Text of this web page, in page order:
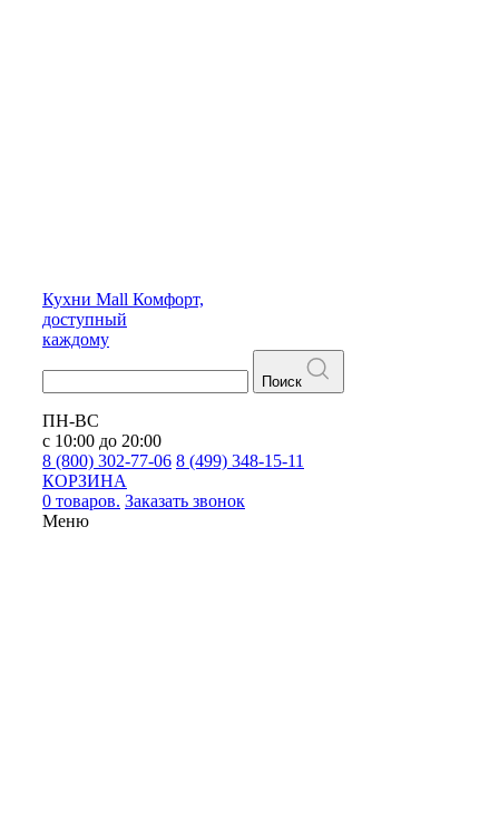
Кухни Mall Комфорт,
доступный
каждому
Поиск
ПН-ВС
с 10:00 до 20:00
8 (800) 302-77-06 8 (499) 348-15-11
КОРЗИНА
0 товаров. Заказать звонок
Меню